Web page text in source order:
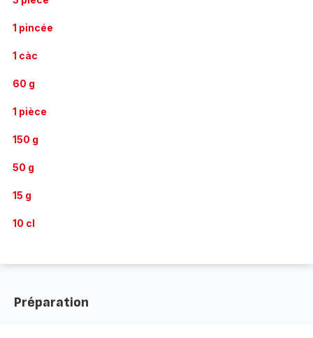
1 pincée
1 càc
60 g
1 pièce
150 g
50 g
15 g
10 cl
Préparation